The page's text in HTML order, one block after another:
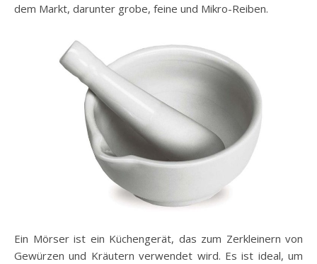
dem Markt, darunter grobe, feine und Mikro-Reiben.
Ein Mörser ist ein Küchengerät, das zum Zerkleinern von
Gewürzen und Kräutern verwendet wird. Es ist ideal, um